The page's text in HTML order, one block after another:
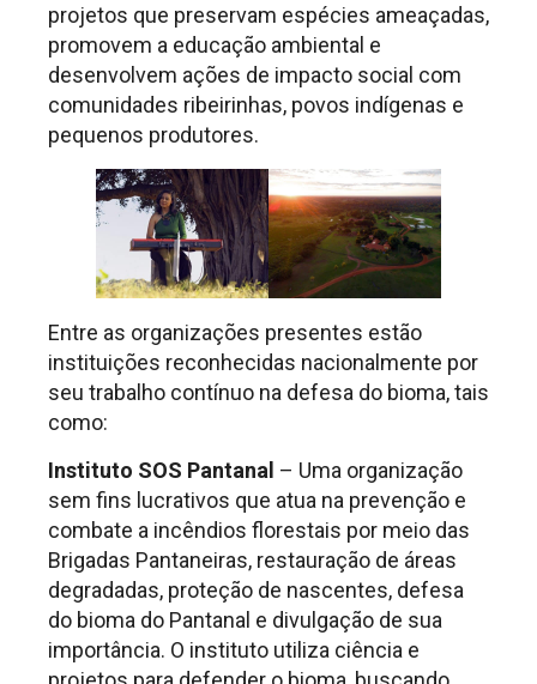
projetos que preservam espécies ameaçadas,
promovem a educação ambiental e
desenvolvem ações de impacto social com
comunidades ribeirinhas, povos indígenas e
pequenos produtores.
Entre as organizações presentes estão
instituições reconhecidas nacionalmente por
seu trabalho contínuo na defesa do bioma, tais
como:
Instituto SOS Pantanal – Uma organização
sem fins lucrativos que atua na prevenção e
combate a incêndios florestais por meio das
Brigadas Pantaneiras, restauração de áreas
degradadas, proteção de nascentes, defesa
do bioma do Pantanal e divulgação de sua
importância. O instituto utiliza ciência e